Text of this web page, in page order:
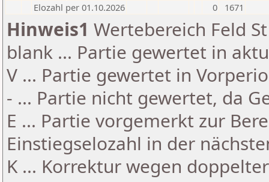
Elozahl per 01.10.2026
0 1671
Hinweis1 Wertebereich Feld
blank ... Partie gewertet in
V ... Partie gewertet in
- ... Partie nicht gewertet, da
E ... Partie vorgemerkt zur
Einstiegselozahl in der
K ... Korrektur wegen